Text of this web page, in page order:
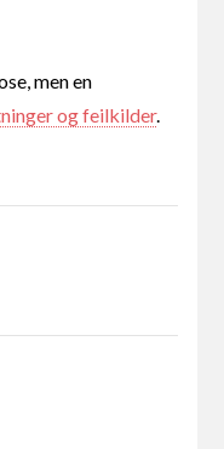
men en
og feilkilder.